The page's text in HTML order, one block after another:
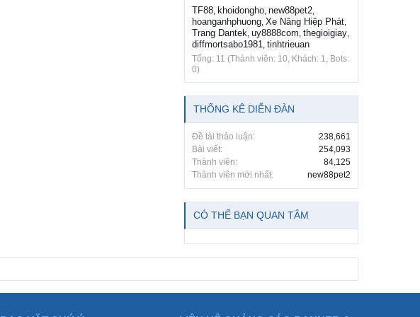
TF88, khoidongho, new88pet2,
hoanganhphuong, Xe Nâng Hiệp Phát,
Trang Dantek, uy8888com, thegioigiay,
diffmortsabo1981, tinhtrieuan
Tổng: 11 (Thành viên: 10, Khách: 1, Bots:
0)
THỐNG KÊ DIỄN ĐÀN
Đề tài thảo luận:
238,661
Bài viết:
254,093
Thành viên:
84,125
Thành viên mới nhất:
new88pet2
CÓ THỂ BẠN QUAN TÂM